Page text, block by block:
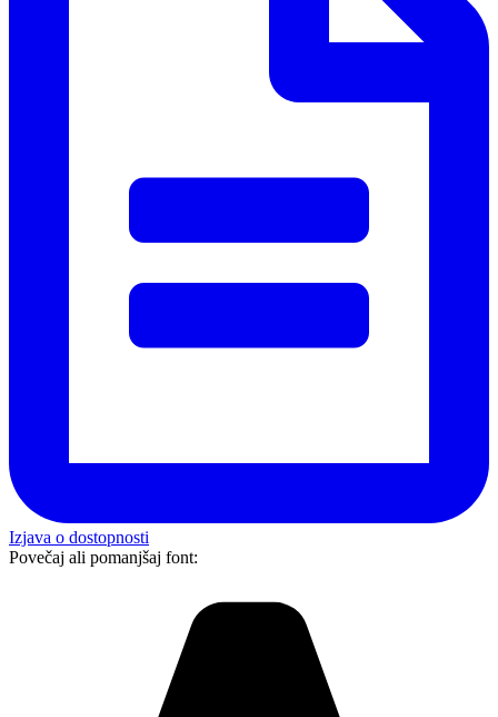
Izjava o dostopnosti
Povečaj ali pomanjšaj font: